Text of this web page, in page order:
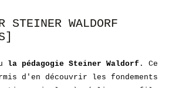
STEINER WALDORF
la pédagogie Steiner Waldorf . Ce
d'en découvrir les fondements